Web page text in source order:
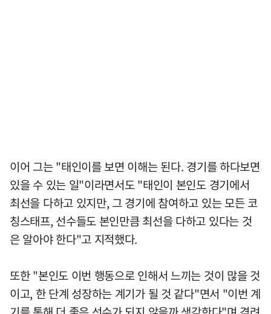
이어 그는 "태인이를 보면 이해는 된다. 경기를 하다보면
있을 수 있는 일"이라면서도 "태인이 본인도 경기에서
최선을 다하고 있지만, 그 경기에 참여하고 있는 모든 코
칭스태프, 선수들도 본인만큼 최선을 다하고 있다는 것
은 알아야 한다"고 지적했다.
또한 "본인도 이번 행동으로 인해서 느끼는 것이 많을 것
이고, 한 단계 성장하는 계기가 될 것 같다"면서 "이번 계